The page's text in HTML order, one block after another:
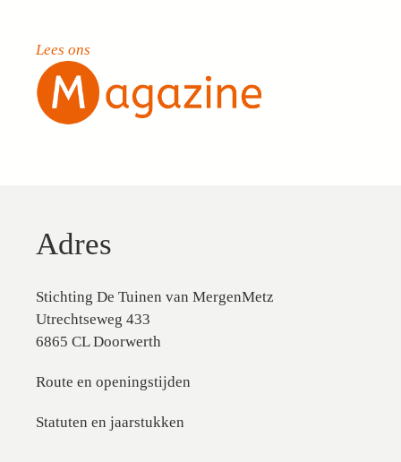
Lees ons
Adres
Stichting De Tuinen van MergenMetz
Utrechtseweg 433
6865 CL Doorwerth
Route en openingstijden
Statuten en jaarstukken